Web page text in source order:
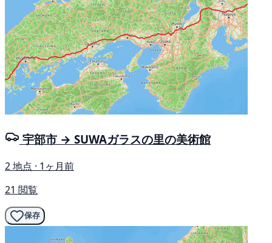
宇部市 → SUWAガラスの里の美術館
2 地点 · 1ヶ月前
21 閲覧
保存